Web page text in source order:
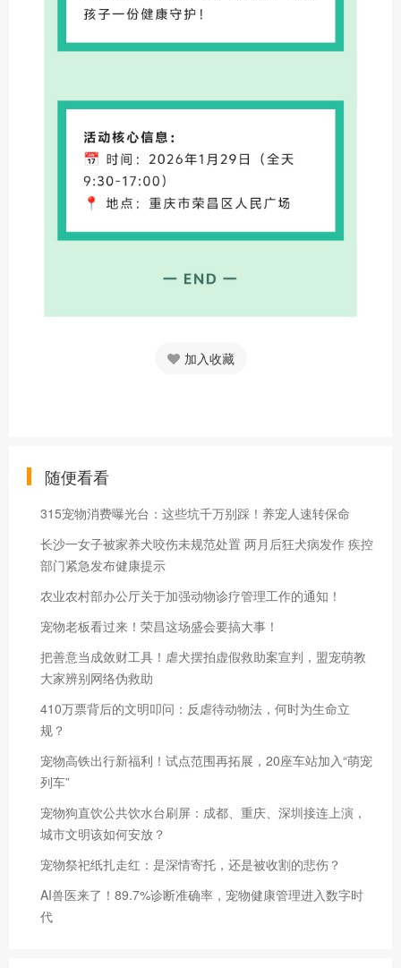
加入收藏
随便看看
315宠物消费曝光台：这些坑千万别踩！养宠人速转保命
长沙一女子被家养犬咬伤未规范处置 两月后狂犬病发作 疾控
部门紧急发布健康提示
农业农村部办公厅关于加强动物诊疗管理工作的通知！
宠物老板看过来！荣昌这场盛会要搞大事！
把善意当成敛财工具！虐犬摆拍虚假救助案宣判，盟宠萌教
大家辨别网络伪救助
410万票背后的文明叩问：反虐待动物法，何时为生命立
规？
宠物高铁出行新福利！试点范围再拓展，20座车站加入“萌宠
列车”
宠物狗直饮公共饮水台刷屏：成都、重庆、深圳接连上演，
城市文明该如何安放？
宠物祭祀纸扎走红：是深情寄托，还是被收割的悲伤？
AI兽医来了！89.7%诊断准确率，宠物健康管理进入数字时
代